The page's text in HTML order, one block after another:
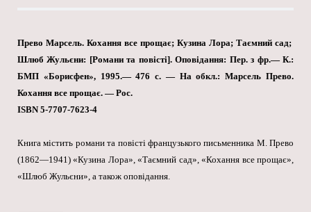
Прево Марсель. Кохання все прощає; Кузина Лора; Таємний сад;
Шлюб Жульєни: [Романи та повісті]. Оповідання: Пер. з фр.— К.:
БМП «Борисфен», 1995.— 476 с. — На обкл.: Марсель Прево.
Кохання все прощає. — Рос.
ISBN 5-7707-7623-4
Книга містить романи та повісті французького письменника М. Прево
(1862—1941) «Кузина Лора», «Таємний сад», «Кохання все прощає»,
«Шлюб Жульєни», а також оповідання.